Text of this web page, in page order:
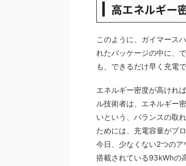
高エネルギー
このように、ガイマース
れたパッケージの中に、
も、できるだけ早く充電
エネルギー密度が高けれ
ル技術者は、エネルギー
いという、バランスの取
ためには、充電容量がプ
今日、少なくない2つの
搭載されている93kWhの